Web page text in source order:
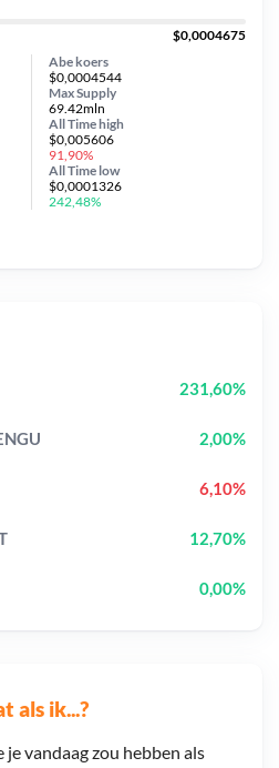
als ik...?
je vandaag zou hebben als
$0,0004675
Abe koers
$0,0004544
Max Supply
69.42mln
All Timehigh
$0,005606
91,90%
All Time low
$0,0001326
242,48%
231,60%
2,00%
6,10%
12,70%
0,00%